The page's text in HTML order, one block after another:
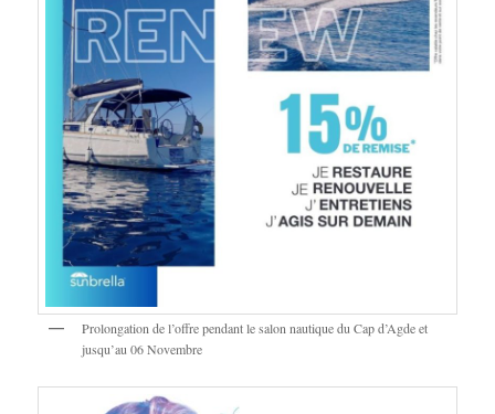
Prolongation de l’offre pendant le salon nautique du Cap d’Agde et
jusqu’au 06 Novembre